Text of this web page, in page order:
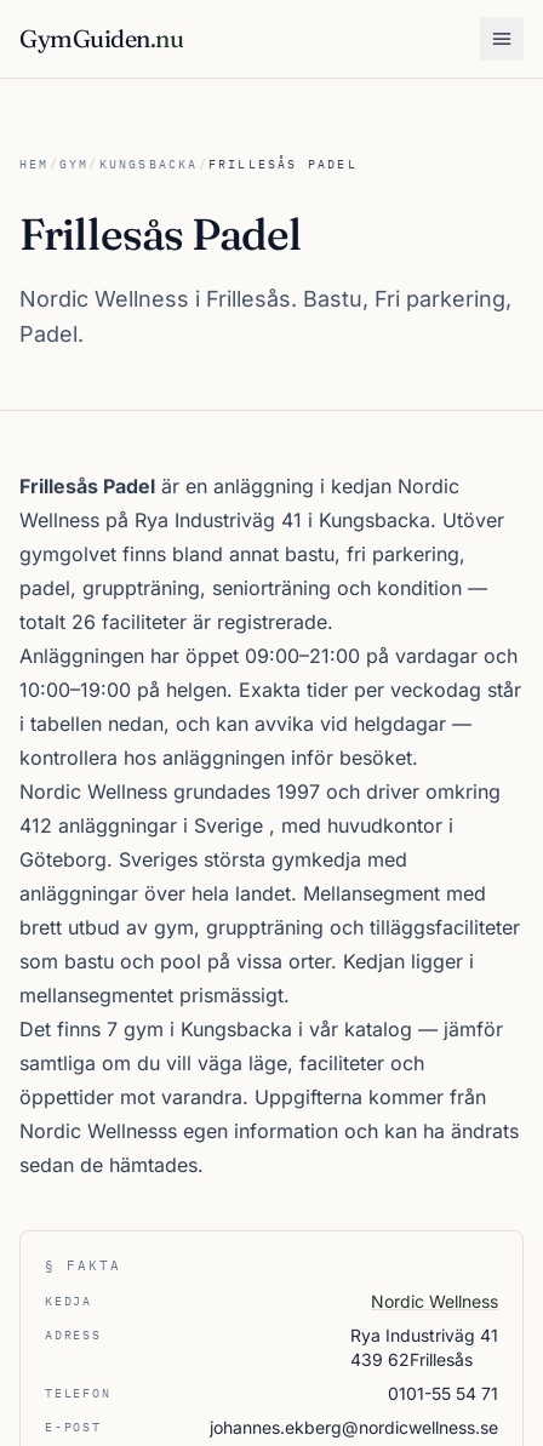
GymGuiden.nu
HEM / GYM / KUNGSBACKA / FRILLESÅS PADEL
Frillesås Padel
Nordic Wellness i Frillesås. Bastu, Fri parkering,
Padel.
Om Frillesås Padel
Frillesås Padel är en anläggning i kedjan Nordic
Wellness på Rya Industriväg 41 i Kungsbacka. Utöver
gymgolvet finns bland annat bastu, fri parkering,
padel, gruppträning, seniorträning och kondition —
totalt 26 faciliteter är registrerade.
Anläggningen har öppet 09:00–21:00 på vardagar och
10:00–19:00 på helgen. Exakta tider per veckodag står
i tabellen nedan, och kan avvika vid helgdagar —
kontrollera hos anläggningen inför besöket.
Nordic Wellness grundades 1997 och driver omkring
412 anläggningar i Sverige , med huvudkontor i
Göteborg. Sveriges största gymkedja med
anläggningar över hela landet. Mellansegment med
brett utbud av gym, gruppträning och tilläggsfaciliteter
som bastu och pool på vissa orter. Kedjan ligger i
mellansegmentet prismässigt.
Det finns 7 gym i Kungsbacka i vår katalog — jämför
samtliga om du vill väga läge, faciliteter och
öppettider mot varandra. Uppgifterna kommer från
Nordic Wellnesss egen information och kan ha ändrats
sedan de hämtades.
§ FAKTA
KEDJA Nordic Wellness
ADRESS
Rya Industriväg 41
439 62Frillesås
TELEFON 0101-55 54 71
E-POST johannes.ekberg@nordicwellness.se